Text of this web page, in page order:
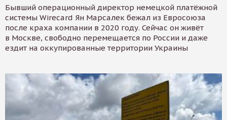
Бывший операционный директор немецкой платёжной
системы Wirecard Ян Марсалек бежал из Евросоюза
после краха компании в 2020 году. Сейчас он живёт
в Москве, свободно перемещается по России и даже
ездит на оккупированные территории Украины